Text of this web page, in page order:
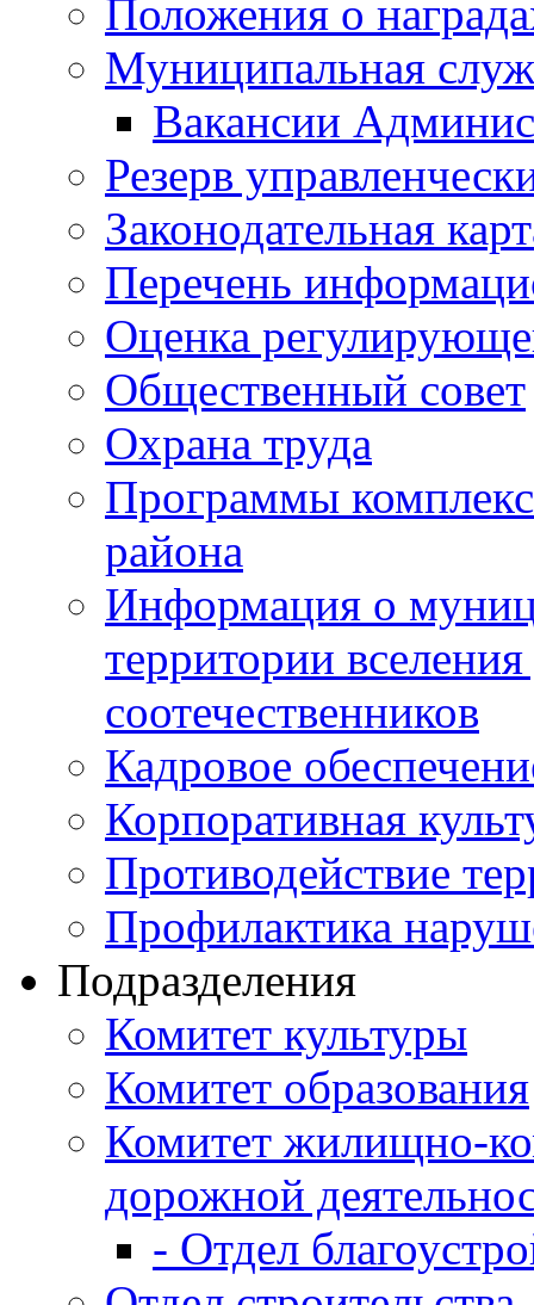
Положения о
Муниципальная
Вакансии
Резерв
Законодательная
Перечень
Оценка
Общественный совет
Охрана труда
Программы
района
Информация о
территории
соотечественников
Кадровое
Корпоративная
Противодействие
Профилактика
Подразделения
Комитет культуры
Комитет образования
Комитет жилищно-
дорожной
- Отдел